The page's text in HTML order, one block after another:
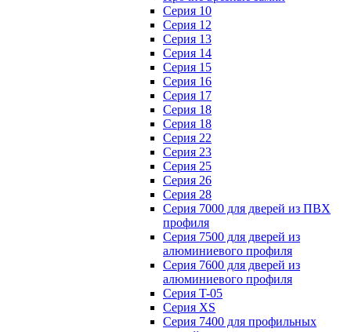
Серия 10
Серия 12
Серия 13
Серия 14
Серия 15
Серия 16
Серия 17
Серия 18
Серия 18
Серия 22
Серия 23
Серия 25
Серия 26
Серия 28
Серия 7000 для дверей из ПВХ
профиля
Серия 7500 для дверей из
алюминиевого профиля
Серия 7600 для дверей из
алюминиевого профиля
Серия T-05
Серия XS
Серия 7400 для профильных